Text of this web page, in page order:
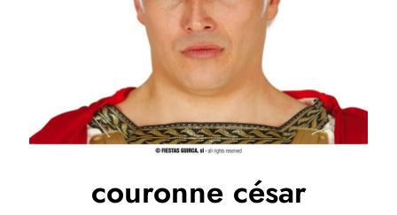
couronne césar